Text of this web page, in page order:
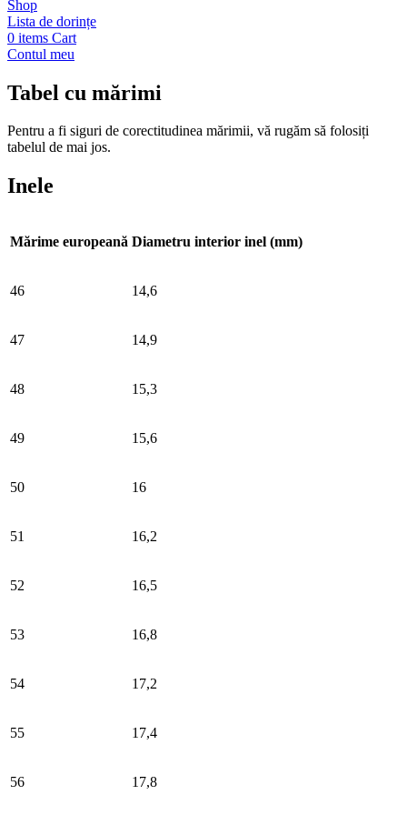
Shop
Lista de dorințe
0 items Cart
Contul meu
Tabel cu mărimi
Pentru a fi siguri de corectitudinea mărimii, vă rugăm să folosiți
tabelul de mai jos.
Inele
Mărime europeană Diametru interior inel (mm)
46 14,6
47 14,9
48 15,3
49 15,6
50 16
51 16,2
52 16,5
53 16,8
54 17,2
55 17,4
56 17,8